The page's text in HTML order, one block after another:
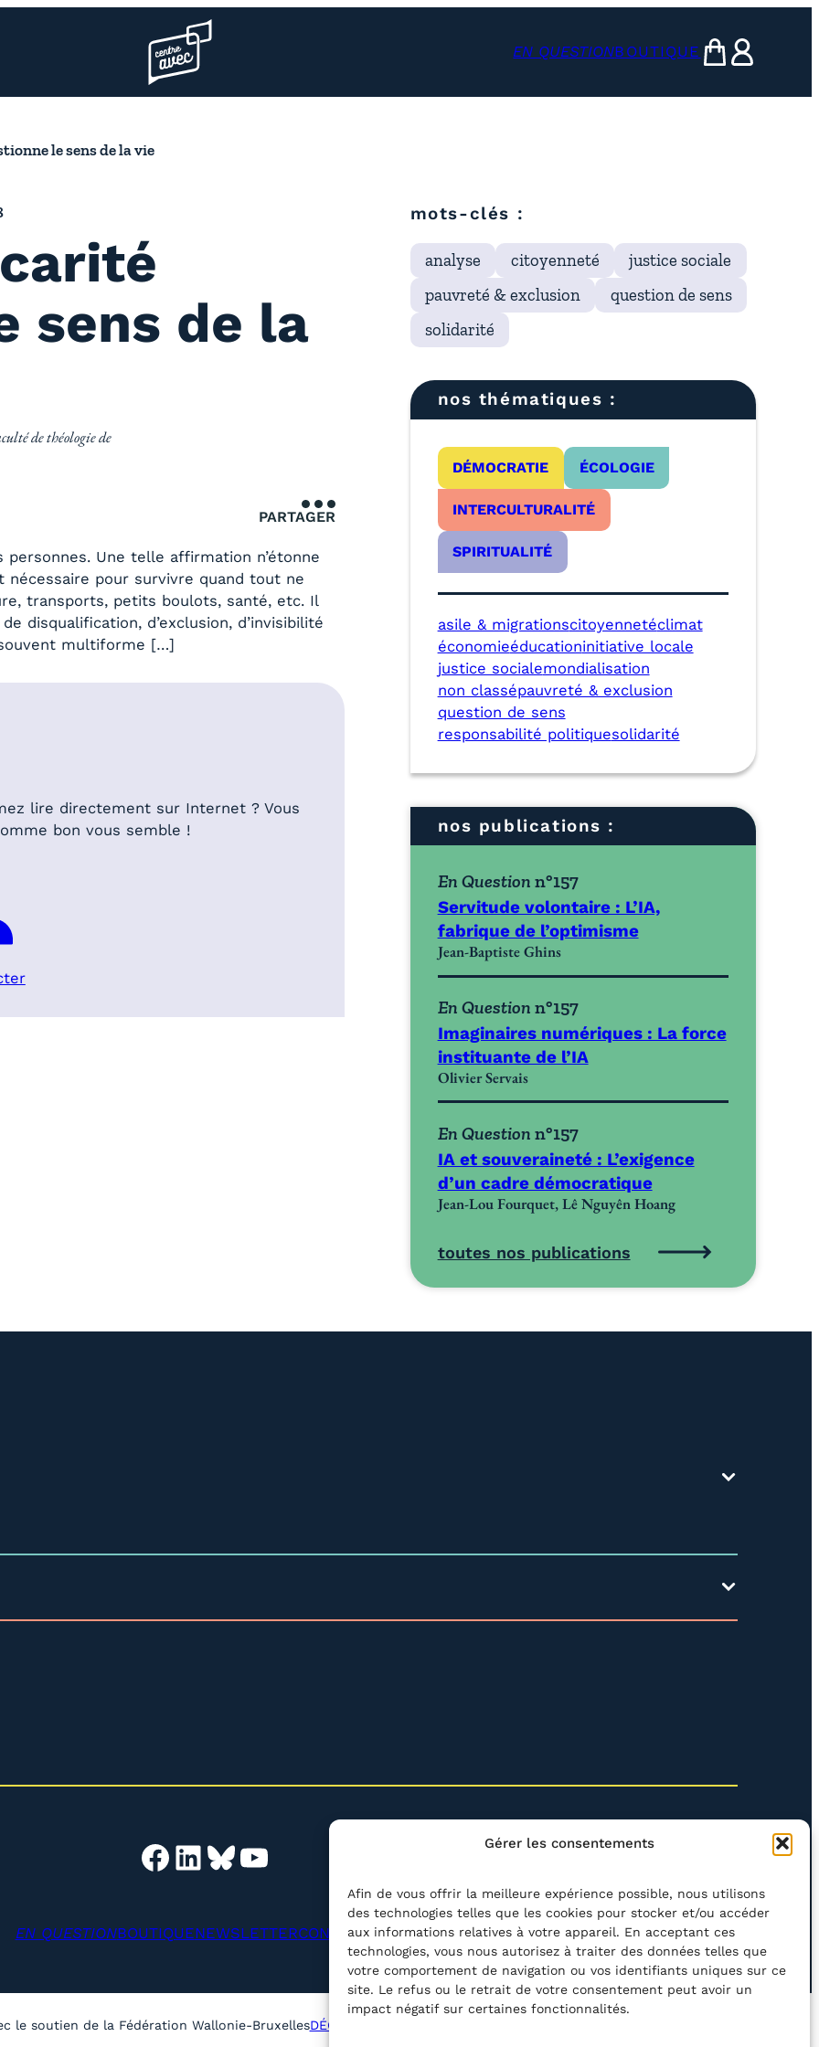
Gérer les consentements
Afin de vous offrir la meilleure expérience possible, nous utilisons
des technologies telles que les cookies pour stocker et/ou accéder
aux informations relatives à votre appareil. En acceptant ces
technologies, vous nous autorisez à traiter des données telles que
votre comportement de navigation ou vos identifiants uniques sur ce
site. Le refus ou le retrait de votre consentement peut avoir un
impact négatif sur certaines fonctionnalités.
Page d’accueil l’association
EN QUESTIONBOUTIQUE
mon panier
ma compte
le sens de la vie
sens de la
de théologie de
PARTAGER
Une telle affirmation n’étonne
pour survivre quand tout ne
transports, petits boulots, santé, etc. Il
disqualification, d’exclusion, d’invisibilité
multiforme […]
lire directement sur Internet ? Vous
bon vous semble !
mots-clés :
analyse citoyenneté
justice sociale
pauvreté & exclusion
question de sens
solidarité
nos thématiques :
DÉMOCRATIE ÉCOLOGIE
INTERCULTURALITÉ
SPIRITUALITÉ
asile & migrationscitoyennetéclimat
économieéducationinitiative locale
justice socialemondialisation
non classépauvreté & exclusion
question de sens
responsabilité politiquesolidarité
nos publications :
Servitude volontaire : L’IA,
fabrique de l’optimisme
En Question n°157
Jean-Baptiste Ghins
Imaginaires numériques : La force
instituante de l’IA
En Question n°157
Olivier Servais
IA et souveraineté : L’exigence
d’un cadre démocratique
En Question n°157
Jean-Lou Fourquet, Lê Nguyên Hoang
toutes nos publications
Facebook LinkedIn Bluesky YouTube
EN QUESTIONBOUTIQUENEWSLETTERCONTACT
Rechercher
le soutien de la Fédération Wallonie-BruxellesDÉCLARATION D’ACCESSIBILITÉ